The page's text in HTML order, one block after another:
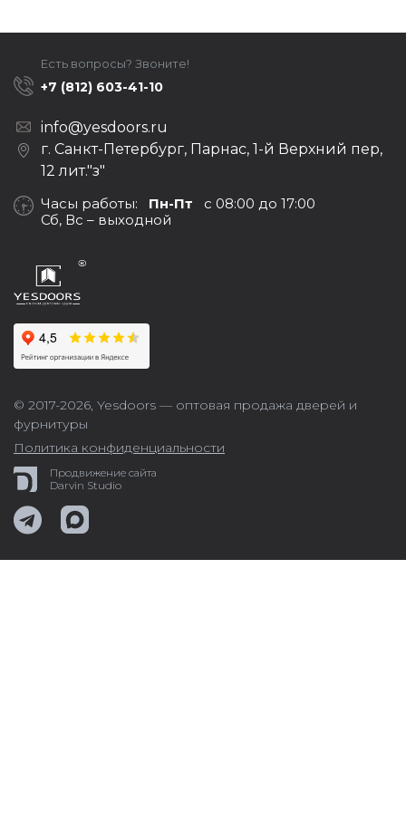
© 2017-2026, Yesdoors — оптовая продажа дверей и
фурнитуры
Политика конфиденциальности
Продвижение сайта
Darvin Studio
Есть вопросы? Звоните!
+7 (812) 603-41-10
info@yesdoors.ru
г. Санкт-Петербург, Парнас, 1-й Верхний пер,
12 лит."з"
Часы работы: Пн-Пт с 08:00 до 17:00
Сб, Вс – выходной